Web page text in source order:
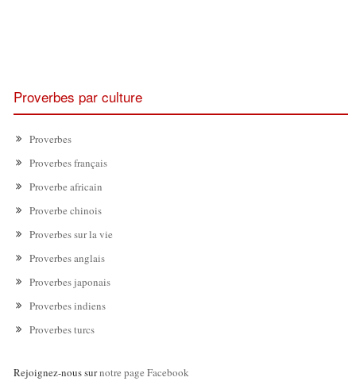
Proverbes par culture
Proverbes
Proverbes français
Proverbe africain
Proverbe chinois
Proverbes sur la vie
Proverbes anglais
Proverbes japonais
Proverbes indiens
Proverbes turcs
Rejoignez-nous surnotre page Facebook